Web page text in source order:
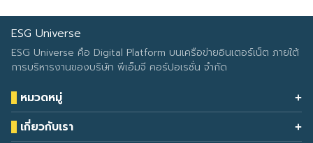
ESG Universe
ESG Universe คือ Digital Platform บนเครือข่ายอินเตอร์เน็ต ภายใต้
การบริหารงานของบริษัท พีเอ็มจี คอร์ปอเรชั่น จำกัด
หมวดหมู่
Health & Wellness
Eco Icon
เกี่ยวกับเรา